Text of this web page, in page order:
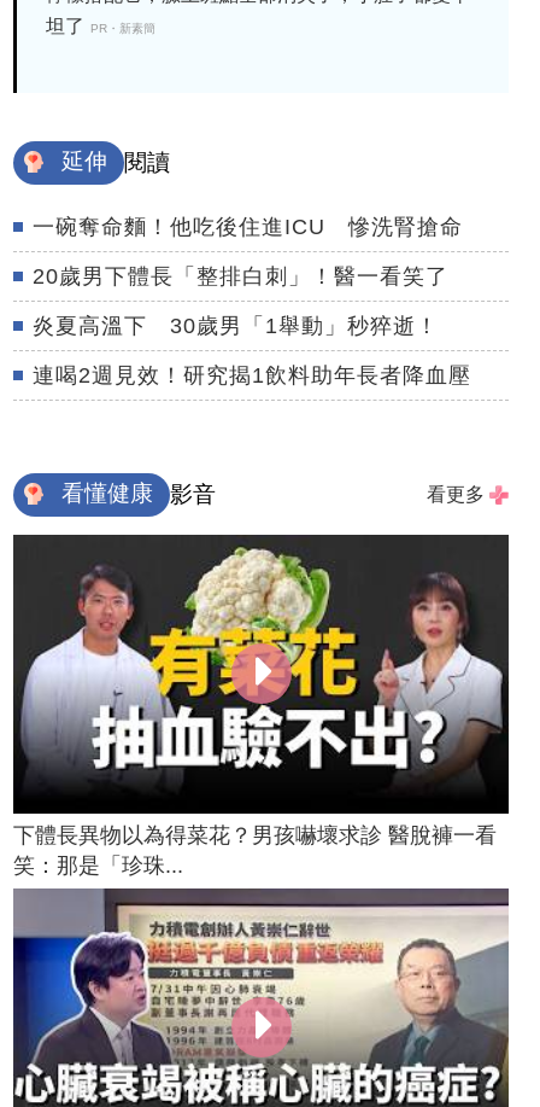
坦了
PR・新素簡
延伸 閱讀
一碗奪命麵！他吃後住進ICU 慘洗腎搶命
20歲男下體長「整排白刺」！醫一看笑了
炎夏高溫下 30歲男「1舉動」秒猝逝！
連喝2週見效！研究揭1飲料助年長者降血壓
看懂健康 影音 看更多
下體長異物以為得菜花？男孩嚇壞求診 醫脫褲一看
笑：那是「珍珠...